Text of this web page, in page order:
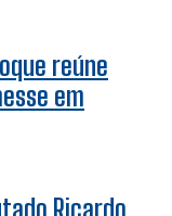
reúne
em
Ricardo